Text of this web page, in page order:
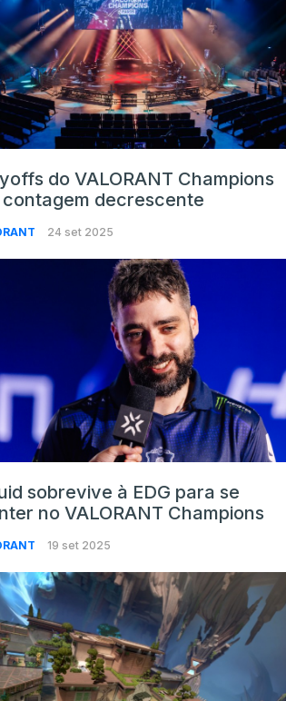
do VALORANT Champions
contagem decrescente
24 set 2025
sobrevive à EDG para se
no VALORANT Champions
19 set 2025